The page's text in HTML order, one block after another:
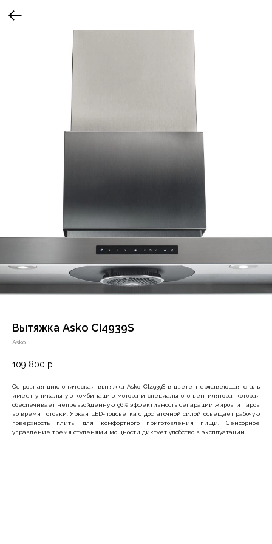
Вытяжка Asko CI4939S
Asko
109 800 р.
Островная циклоническая вытяжка Asko CI4939S в цвете нержавеющая сталь
имеет уникальную комбинацию мотора и специального вентилятора, которая
обеспечивает непревзойденную 96% эффективность сепарации жиров и паров
во время готовки. Яркая LED-подсветка с достаточной силой освещает рабочую
поверхность плиты для комфортного приготовления пищи. Сенсорное
управление тремя ступенями мощности диктует удобство в эксплуатации.